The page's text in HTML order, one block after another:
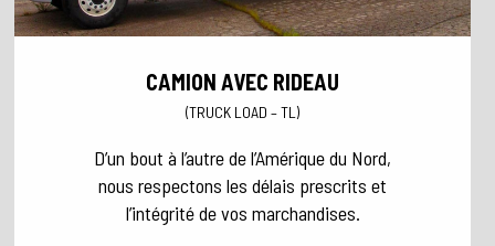
CAMION AVEC RIDEAU
(TRUCK LOAD – TL)
D’un bout à l’autre de l’Amérique du Nord,
nous respectons les délais prescrits et
l’intégrité de vos marchandises.